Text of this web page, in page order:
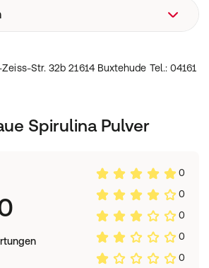
Fettsäuren
0g
möglich.
Zeiss-Str. 32b 21614 Buxtehude
0
Str. 32b 21614 Buxtehude Tel.: 04161
Spirulina Pulver
0
0
0
0
0